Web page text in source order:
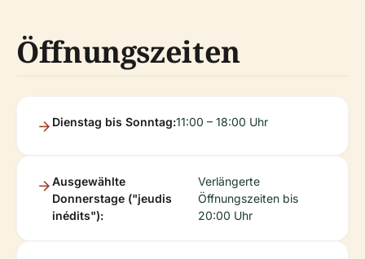
Öffnungszeiten
Dienstag bis Sonntag:11:00 – 18:00 Uhr
Ausgewählte
Donnerstage ("jeudis
inédits"):
Verlängerte
Öffnungszeiten bis
20:00 Uhr